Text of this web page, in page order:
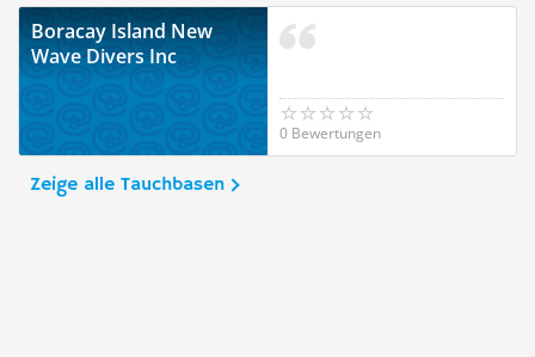
Boracay Island New
Wave Divers Inc
0 Bewertungen
Zeige alle Tauchbasen